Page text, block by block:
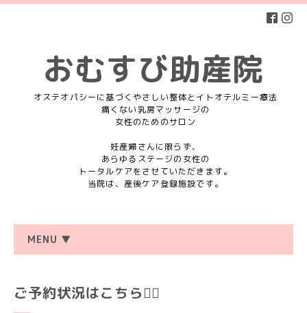
おむすび助産院
オステオパシーに基づくやさしい整体とイトオテルミー療法
痛くない乳房マッサージの
女性のためのサロン
妊産婦さんに限らず、
あらゆるステージの女性の
トータルケアをさせていただきます。
当院は、産後ケア登録施設です。
MENU ▼
ご予約状況はこちら💁‍♀️